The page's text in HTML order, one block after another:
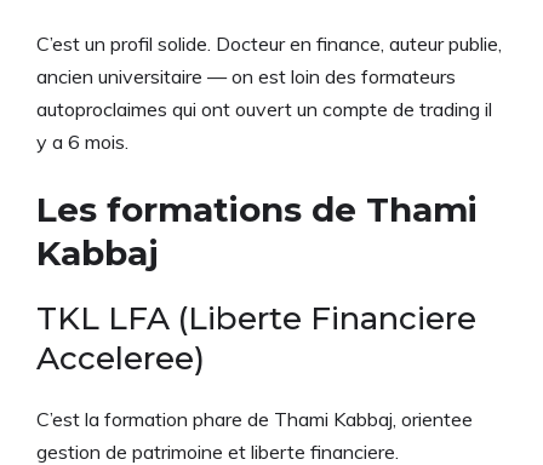
C’est un profil solide. Docteur en finance, auteur publie,
ancien universitaire — on est loin des formateurs
autoproclaimes qui ont ouvert un compte de trading il
y a 6 mois.
Les formations de Thami
Kabbaj
TKL LFA (Liberte Financiere
Acceleree)
C’est la formation phare de Thami Kabbaj, orientee
gestion de patrimoine et liberte financiere.